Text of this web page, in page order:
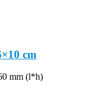
cm
mm (l*h)